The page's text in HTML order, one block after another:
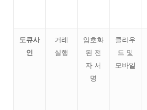
도큐사
인
거래
실행
암호화
된 전
자 서
명
클라우
드 및
모바일